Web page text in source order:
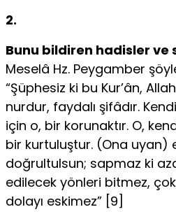
2.
Bunu bildiren hadisler ve
Meselâ Hz. Peygam­ber
“Şüphesiz ki bu Kur’ân,
nurdur, faydalı şifâdır.
için o, bir korunaktır. O,
bir kurtuluştur. (Ona uyan)
doğrultulsun; sapmaz ki
edilecek yönleri bitmez,
dolayı eski­mez” [9]